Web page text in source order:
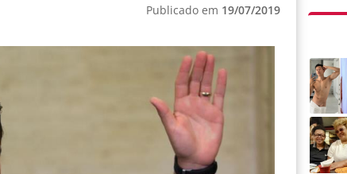
Publicado em 19/07/2019